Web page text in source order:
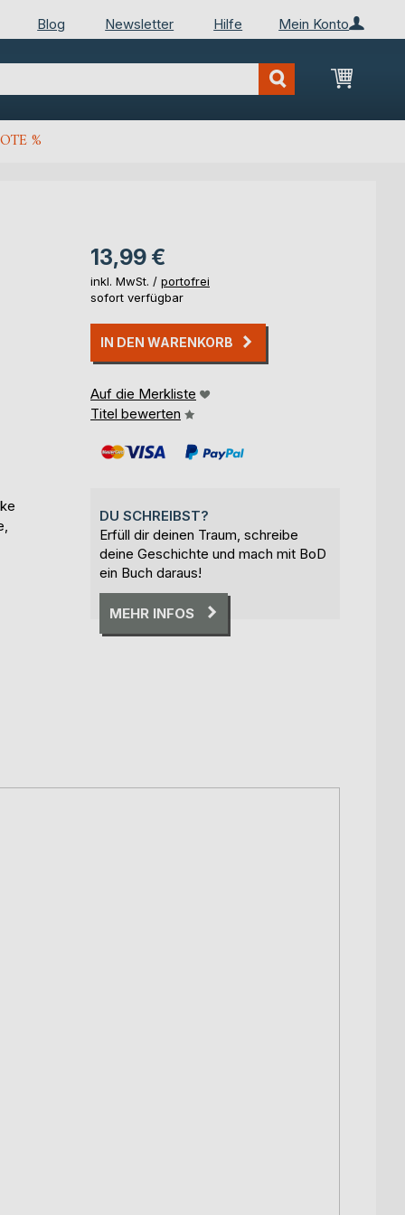
Mein Konto
Blog Newsletter Hilfe
Mein
%
13,99 €
inkl. MwSt. / portofrei
sofort verfügbar
IN DEN WARENKORB
Auf die Merkliste
Titel bewerten
DU SCHREIBST?
Erfüll dir deinen Traum, schreibe
deine Geschichte und mach mit BoD
ein Buch daraus!
MEHR INFOS